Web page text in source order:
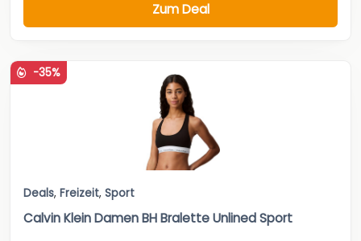
Zum Deal
-35%
Deals, Freizeit, Sport
Calvin Klein Damen BH Bralette Unlined Sport